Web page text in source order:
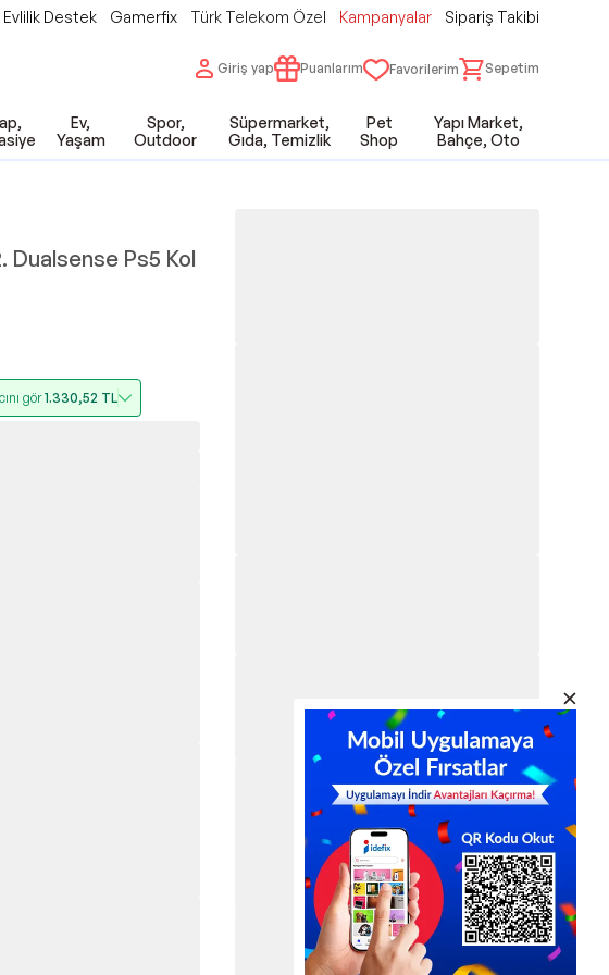
Evlilik Destek Gamerfix Türk Telekom Özel Kampanyalar Sipariş Takibi
Giriş yap Puanlarım Favorilerim Sepetim
Ev,
Yaşam
Spor,
Outdoor
Süpermarket,
Gıda, Temizlik
Pet
Shop
Yapı Market,
Bahçe, Oto
Dualsense Ps5 Kol
gör1.330,52 TL